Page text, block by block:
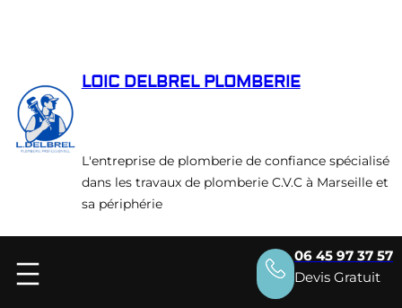
LOIC DELBREL PLOMBERIE
L'entreprise de plomberie de confiance spécialisé
dans les travaux de plomberie C.V.C à Marseille et
sa périphérie
06 45 97 37 57
Devis Gratuit